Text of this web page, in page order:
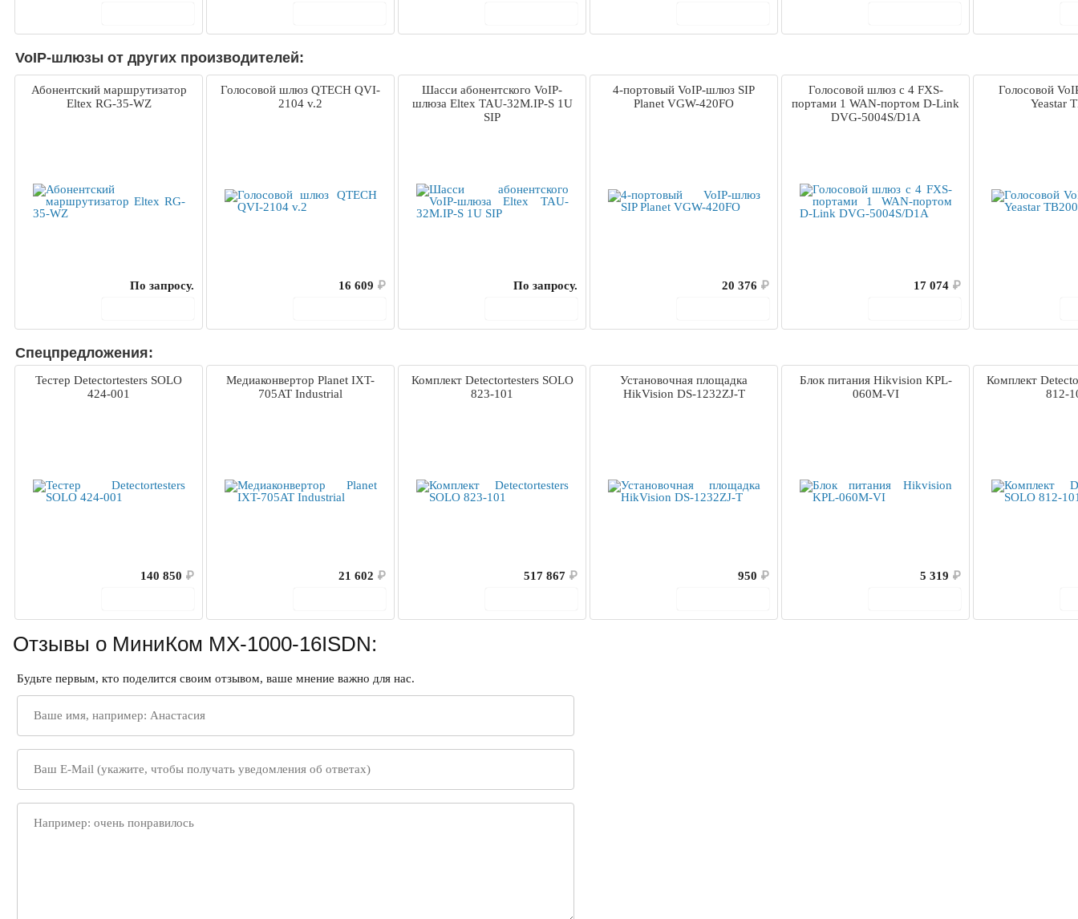
VoIP-шлюзы от других производителей:
Абонентский маршрутизатор
Eltex RG-35-WZ
По запросу.
Голосовой шлюз QTECH QVI-
2104 v.2
16 609 ₽
Шасси абонентского VoIP-
шлюза Eltex TAU-32M.IP-S 1U
SIP
По запросу.
4-портовый VoIP-шлюз SIP
Planet VGW-420FO
20 376 ₽
Голосовой шлюз с 4 FXS-
портами 1 WAN-портом D-Link
DVG-5004S/D1A
17 074 ₽
Голосовой
Yeastar
Спецпредложения:
Тестер Detectortesters SOLO
424-001
140 850 ₽
Медиаконвертор Planet IXT-
705AT Industrial
21 602 ₽
Комплект Detectortesters SOLO
823-101
517 867 ₽
Установочная площадка
HikVision DS-1232ZJ-T
950 ₽
Блок питания Hikvision KPL-
060M-VI
5 319 ₽
Комплект
812-
Отзывы о МиниКом MX-1000-16ISDN:
Будьте первым, кто поделится своим отзывом, ваше мнение важно для нас.